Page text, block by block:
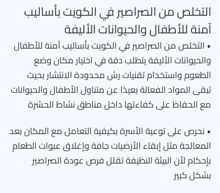
التخلص من الصراصير في الكويت بأساليب
آمنة للأطفال والحيوانات الأليفة
• التخلص من الصراصير في الكويت بأساليب آمنة للأطفال
والحيوانات الأليفة يتطلب دقة في اختيار مكان وضع
الطعوم واستخدام تقنيات رش محدودة الانتشار بحيث
تبقى المواد الفعالة بعيدًا عن متناول الأطفال والحيوانات
مع الحفاظ على كفاءتها داخل مناطق نشاط الحشرة
• نحرص على توعية الأسرة بكيفية التعامل مع المكان بعد
المعالجة مثل إبقاء الأرضيات جافة وإغلاق عبوات الطعام
بإحكام لأن البيئة النظيفة تقلل فرص عودة الصراصير
بشكل كبير